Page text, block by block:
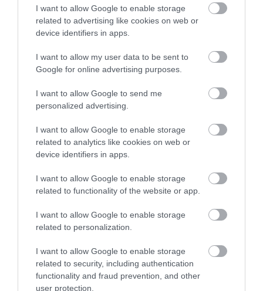
I want to allow Google to enable storage
related to advertising like cookies on web or
device identifiers in apps.
I want to allow my user data to be sent to
Google for online advertising purposes.
I want to allow Google to send me
personalized advertising.
I want to allow Google to enable storage
related to analytics like cookies on web or
device identifiers in apps.
I want to allow Google to enable storage
related to functionality of the website or app.
I want to allow Google to enable storage
related to personalization.
I want to allow Google to enable storage
related to security, including authentication
functionality and fraud prevention, and other
user protection.
06.08.2026
Τα τρία προϊόντα που ξεχωρίζουν στις
ελληνικές εξαγωγές τροφίμων